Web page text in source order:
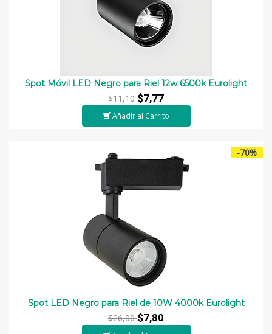
Spot Móvil LED Negro para Riel 12w 6500k Eurolight
$11,10$7,77
Añadir al Carrito
-70%
Spot LED Negro para Riel de 10W 4000k Eurolight
$26,00$7,80